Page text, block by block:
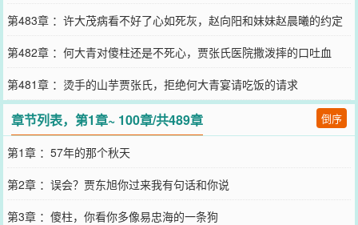
第483章 ：许大茂病看不好了心如死灰，赵向阳和妹妹赵晨曦的约定
第482章 ：何大青对傻柱还是不死心，贾张氏医院撒泼摔的口吐血
第481章 ：烫手的山芋贾张氏，拒绝何大青宴请吃饭的请求
章节列表，第1章~ 100章/共489章 倒序
第1章 ：57年的那个秋天
第2章 ：误会？贾东旭你过来我有句话和你说
第3章 ：傻柱，你看你多像易忠海的一条狗